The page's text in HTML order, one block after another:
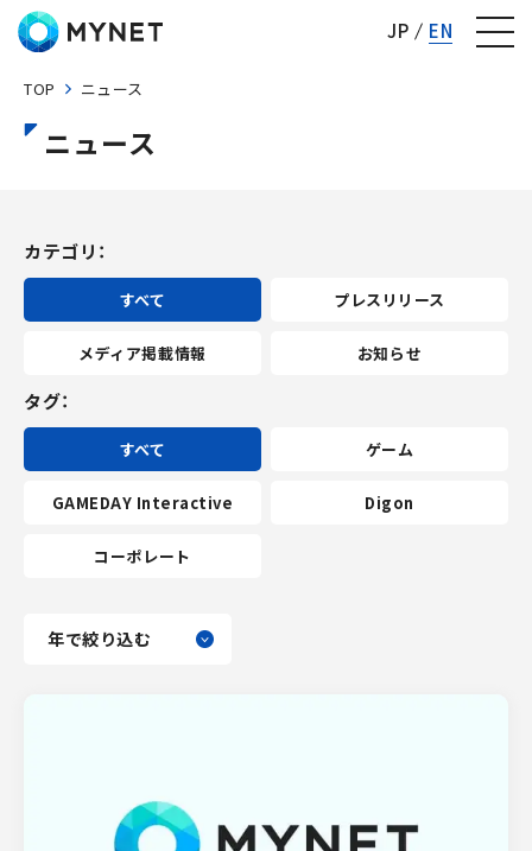
JP EN
TOP ニュース
ニュース
カテゴリ
すべて プレスリリース
メディア掲載情報 お知らせ
タグ
すべて ゲーム
GAMEDAY Interactive Digon
コーポレート